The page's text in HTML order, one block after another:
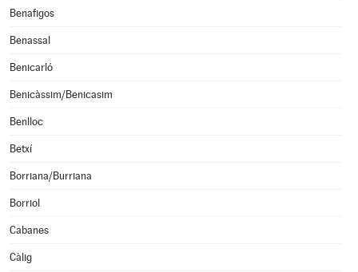
Benafigos
Benassal
Benicarló
Benicàssim/Benicasim
Benlloc
Betxí
Borriana/Burriana
Borriol
Cabanes
Càlig